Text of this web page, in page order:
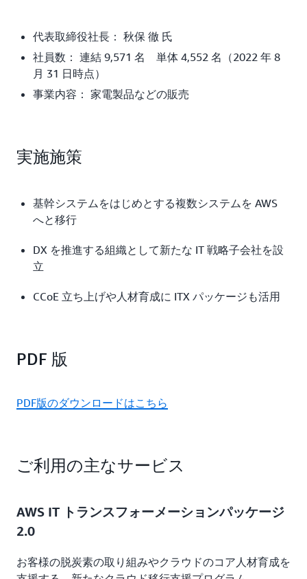
代表取締役社長： 秋保 徹 氏
社員数： 連結 9,571 名 単体 4,552 名（2022 年 8
月 31 日時点）
事業内容： 家電製品などの販売
実施施策
基幹システムをはじめとする複数システムを AWS
へと移行
DX を推進する組織として新たな IT 戦略子会社を設
立
CCoE 立ち上げや人材育成に ITX パッケージも活用
PDF 版
PDF版のダウンロードはこちら
ご利用の主なサービス
AWS IT トランスフォーメーションパッケージ
2.0
お客様の脱炭素の取り組みやクラウドのコア人材育成を